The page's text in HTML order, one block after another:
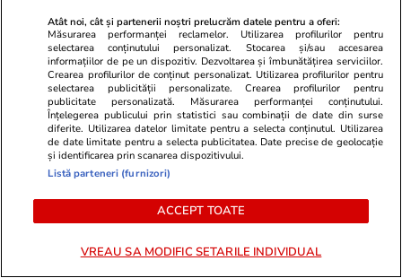
nave de război din 1944 și o barjă scufundată
în 1937
Știri România 07:06
Locotenent-comandorul Mihai Vîrdol, pilot
militar al Bazei 90, a murit după un accident
de motocicletă
Politică 29 iul.
Ilie Bolojan, după oprirea ambelor reactoare
Atât noi, cât și partenerii noștri prelucrăm datele pentru a oferi:
Măsurarea performanței reclamelor. Utilizarea profilurilor pentru
selectarea conținutului personalizat. Stocarea și/sau accesarea
informațiilor de pe un dispozitiv. Dezvoltarea și îmbunătățirea serviciilor.
Crearea profilurilor de conținut personalizat. Utilizarea profilurilor pentru
selectarea publicității personalizate. Crearea profilurilor pentru
publicitate personalizată. Măsurarea performanței conținutului.
Înțelegerea publicului prin statistici sau combinații de date din surse
diferite. Utilizarea datelor limitate pentru a selecta conținutul. Utilizarea
de date limitate pentru a selecta publicitatea. Date precise de geolocație
și identificarea prin scanarea dispozitivului.
Listă parteneri (furnizori)
ACCEPT TOATE
VREAU SA MODIFIC SETARILE INDIVIDUAL